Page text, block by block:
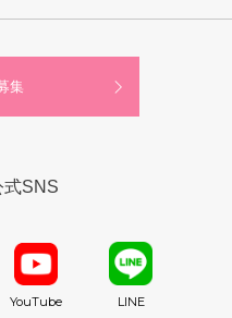
集
SNS
YouTube LINE